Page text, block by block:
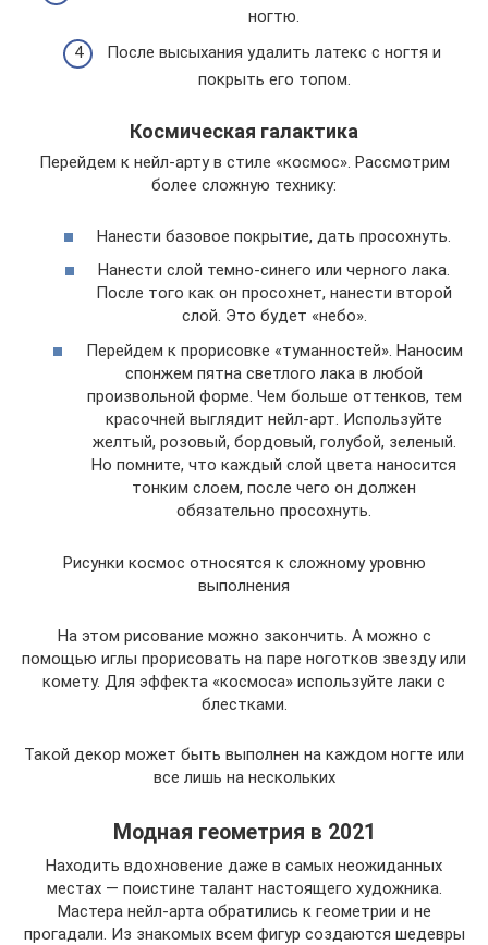
ногтю.
После высыхания удалить латекс с ногтя и
покрыть его топом.
Космическая галактика
Перейдем к нейл-арту в стиле «космос». Рассмотрим
более сложную технику:
Нанести базовое покрытие, дать просохнуть.
Нанести слой темно-синего или черного лака.
После того как он просохнет, нанести второй
слой. Это будет «небо».
Перейдем к прорисовке «туманностей». Наносим
спонжем пятна светлого лака в любой
произвольной форме. Чем больше оттенков, тем
красочней выглядит нейл-арт. Используйте
желтый, розовый, бордовый, голубой, зеленый.
Но помните, что каждый слой цвета наносится
тонким слоем, после чего он должен
обязательно просохнуть.
Рисунки космос относятся к сложному уровню
выполнения
На этом рисование можно закончить. А можно с
помощью иглы прорисовать на паре ноготков звезду или
комету. Для эффекта «космоса» используйте лаки с
блестками.
Такой декор может быть выполнен на каждом ногте или
все лишь на нескольких
Модная геометрия в 2021
Находить вдохновение даже в самых неожиданных
местах — поистине талант настоящего художника.
Мастера нейл-арта обратились к геометрии и не
прогадали. Из знакомых всем фигур создаются шедевры